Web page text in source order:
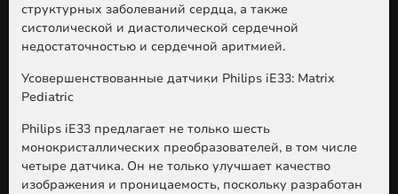
структурных заболеваний сердца, а также
систолической и диастолической сердечной
недостаточностью и сердечной аритмией.
Усовершенствованные датчики Philips iE33: Matrix
Pediatric
Philips iE33 предлагает не только шесть
монокристаллических преобразователей, в том числе
четыре датчика. Он не только улучшает качество
изображения и проницаемость, поскольку разработан